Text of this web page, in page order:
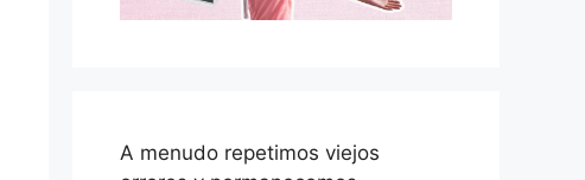
A menudo repetimos viejos